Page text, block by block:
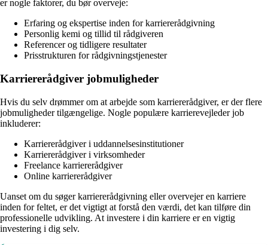
er nogle faktorer, du bør overveje:
Erfaring og ekspertise inden for karriererådgivning
Personlig kemi og tillid til rådgiveren
Referencer og tidligere resultater
Prisstrukturen for rådgivningstjenester
Karriererådgiver jobmuligheder
Hvis du selv drømmer om at arbejde som karriererådgiver, er der flere
jobmuligheder tilgængelige. Nogle populære karrierevejleder job
inkluderer:
Karriererådgiver i uddannelsesinstitutioner
Karriererådgiver i virksomheder
Freelance karriererådgiver
Online karriererådgiver
Uanset om du søger karriererådgivning eller overvejer en karriere
inden for feltet, er det vigtigt at forstå den værdi, det kan tilføre din
professionelle udvikling. At investere i din karriere er en vigtig
investering i dig selv.